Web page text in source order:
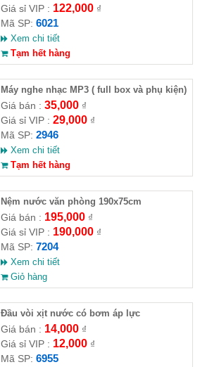
Giá sỉ VIP : 122,000₫
Mã SP: 6021
Xem chi tiết
Tạm hết hàng
Máy nghe nhạc MP3 ( full box và phụ kiện)
Giá bán : 35,000₫
Giá sỉ VIP : 29,000₫
Mã SP: 2946
Xem chi tiết
Tạm hết hàng
Nệm nước văn phòng 190x75cm
Giá bán : 195,000₫
Giá sỉ VIP : 190,000₫
Mã SP: 7204
Xem chi tiết
Giỏ hàng
Đầu vòi xịt nước có bơm áp lực
Giá bán : 14,000₫
Giá sỉ VIP : 12,000₫
Mã SP: 6955